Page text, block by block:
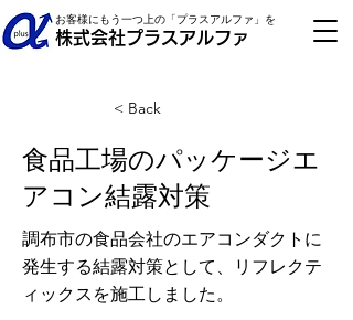
お客様にもう一つ上の「プラスアルファ」を
株式会社プラスアルファ
< Back
食品工場のパッケージエ
アコン結露対策
調布市の食品会社のエアコンダクトに
発生する結露対策として、リフレクテ
ィックスを施工しました。